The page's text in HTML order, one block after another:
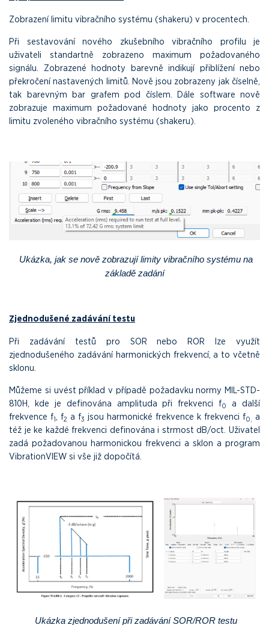
Zobrazení limitu vibračního systému (shakeru) v procentech.
Při sestavování nového zkušebního vibračního profilu je
uživateli standartně zobrazeno maximum požadovaného
signálu. Zobrazené hodnoty barevně indikují přiblížení nebo
překročení nastavených limitů. Nově jsou zobrazeny jak číselně,
tak barevným bar grafem pod číslem. Dále software nově
zobrazuje maximum požadované hodnoty jako procento z
limitu zvoleného vibračního systému (shakeru).
Ukázka, jak se nově zobrazují limity vibračního systému na
základě zadání
Zjednodušené zadávání testu
Při zadávání testů pro SOR nebo ROR lze využít
zjednodušeného zadávání harmonických frekvencí, a to včetně
sklonu.
Můžeme si uvést příklad v případě požadavku normy MIL-STD-
810H, kde je definována amplituda při frekvenci f0
a další
frekvence f1 , f2 a f3 jsou harmonické frekvence k frekvenci f0, a
též je ke každé frekvenci definována i strmost dB/oct. Uživatel
zadá požadovanou harmonickou frekvenci a sklon a program
VibrationVIEW si vše již dopočítá.
Ukázka zjednodušení při zadávání SOR/ROR testu